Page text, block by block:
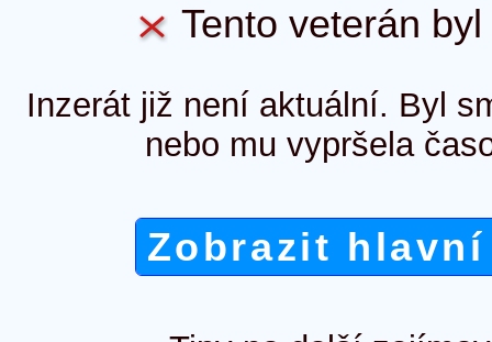
Tento veterán
Inzerát již není aktuální. Byl
nebo mu vypršela
Zobrazit